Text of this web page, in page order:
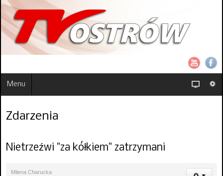
Menu
Zdarzenia
Nietrzeźwi "za kółkiem" zatrzymani
Milena Charucka